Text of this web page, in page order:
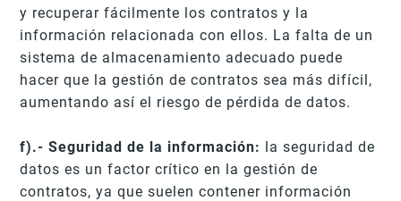
y recuperar fácilmente los contratos y la
información relacionada con ellos. La falta de un
sistema de almacenamiento adecuado puede
hacer que la gestión de contratos sea más difícil,
aumentando así el riesgo de pérdida de datos.
f).- Seguridad de la información: la seguridad de
datos es un factor crítico en la gestión de
contratos, ya que suelen contener información